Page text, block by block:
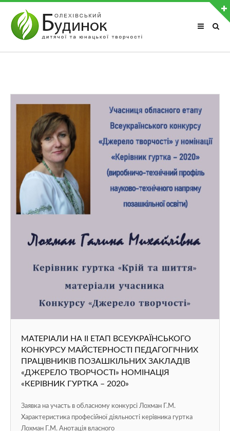
ОСТАННІ ФОТОАЛЬБОМИ
ДОДАТКОВІ МОЖЛИВОСТІ
Обрати мову сторінки
Версія сайту для людей з вадами зору
Написати адміністратору сайту
МАТЕРІАЛИ НА ІІ ЕТАП ВСЕУКРАЇНСЬКОГО
КОНКУРСУ МАЙСТЕРНОСТІ ПЕДАГОГІЧНИХ
ПРАЦІВНИКІВ ПОЗАШКІЛЬНИХ ЗАКЛАДІВ
«ДЖЕРЕЛО ТВОРЧОСТІ» НОМІНАЦІЯ
«КЕРІВНИК ГУРТКА – 2020»
Заявка на участь в обласному конкурсі Лохман Г.М.
Характеристика професійної діяльності керівника гуртка
Лохман Г.М. Анотація власного